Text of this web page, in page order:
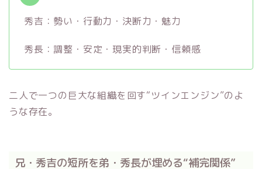
秀吉：勢い・行動力・決断力・魅力
秀長：調整・安定・現実的判断・信頼感
二人で一つの巨大な組織を回す“ツインエンジン”のよ
うな存在。
兄・秀吉の短所を弟・秀長が埋める“補完関係”